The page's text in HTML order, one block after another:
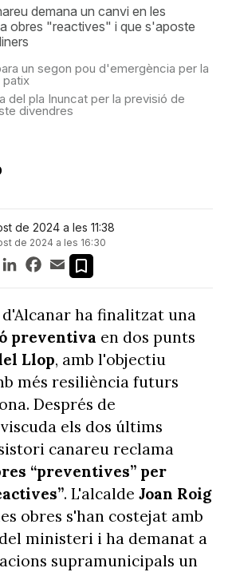
demana un canvi en les
obres "reactives" i que s'aposte
un segon pou d'emergència per la
patix
del pla Inuncat per la previsió de
divendres
de 2024 a les 11:38
de 2024 a les 16:30
TelegramLinkedInFacebook
Email
ha finalitzat una
preventiva en dos punts
Llop, amb l'objectiu
més resiliència futurs
Després de
els dos últims
canareu reclama
“preventives” per
. L'alcalde Joan Roig
obres s'han costejat amb
ministeri i ha demanat a
supramunicipals un